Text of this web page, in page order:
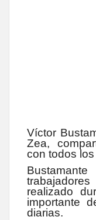
Víctor
Zea,
con todos
realizado
importante
diarias.